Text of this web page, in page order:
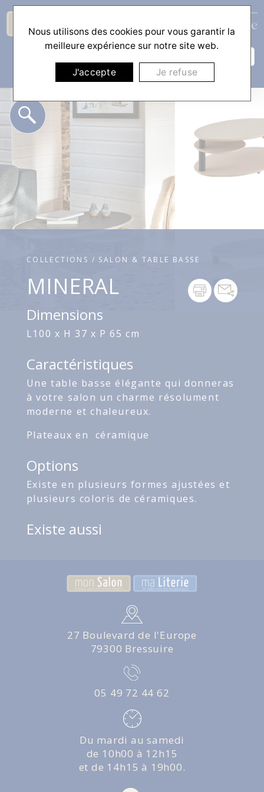
☰
COLLECTIONS / SALON & TABLE BASSE
MINERAL
Dimensions
L100 x H 37 x P 65 cm
Caractéristiques
Une table basse élégante qui donneras
à votre salon un charme résolument
moderne et chaleureux.
Plateaux en céramique
Options
Existe en plusieurs formes ajustées et
plusieurs coloris de céramiques.
Existe aussi
27 Boulevard de l'Europe
79300 Bressuire
05 49 72 44 62
Du mardi au samedi
de 10h00 à 12h15
et de 14h15 à 19h00.
Nous utilisons des cookies pour vous garantir la
meilleure expérience sur notre site web.
J'accepte Je refuse